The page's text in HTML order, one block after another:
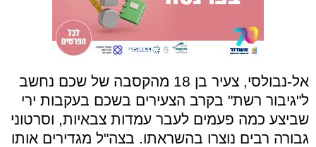
אל-נבולסי, צעיר בן 18 מהקסבה של שכם נחשב
ל"גיבור רשת" בקרב הצעירים בשכם בעקבות ירי
שביצע כמה פעמים לעבר עמדות צבאיות, וסרטוני
גבורה רבים נוצרו בהשראתו. בצה"ל מגדירים אותו